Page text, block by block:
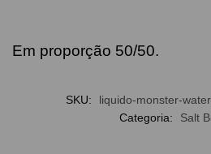
Em proporção 50/50.
SKU:
liquido-monster-
Categoria:
Salt